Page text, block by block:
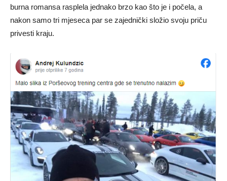
burna romansa rasplela jednako brzo kao što je i počela, a
nakon samo tri mjeseca par se zajednički složio svoju priču
privesti kraju.